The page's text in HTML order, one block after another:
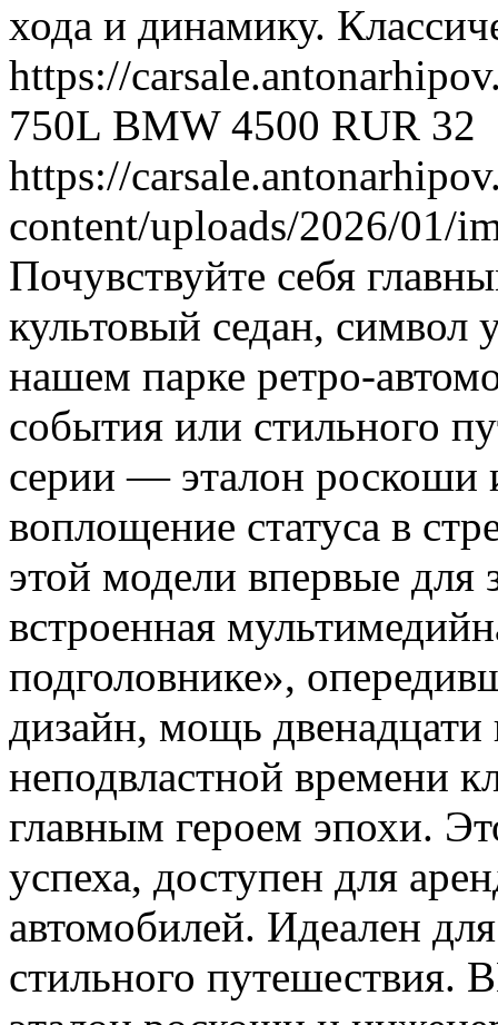
хода и динамику.
https://
750L BMW 4500 RUR 32
https://
content/uploads/2026/01/
Почувствуйте себя
культовый седан, символ
нашем парке ретро-
события или стильного
серии — эталон
воплощение статуса в
этой модели впервые для
встроенная
подголовнике»,
дизайн, мощь двенадцати
неподвластной времени
главным героем эпохи.
успеха, доступен для
автомобилей. Идеален
стильного